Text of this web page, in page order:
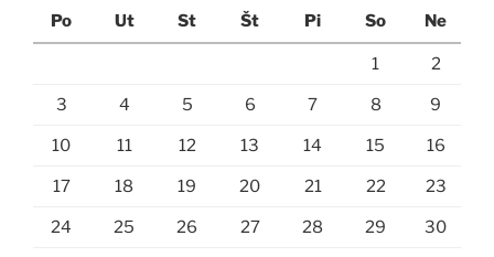
Po
Ut St Št Pi So Ne
1 2
3 4 5 6 7 8 9
10 11 12 13 14 15 16
17 18 19 20 21 22 23
24 25 26 27 28 29 30